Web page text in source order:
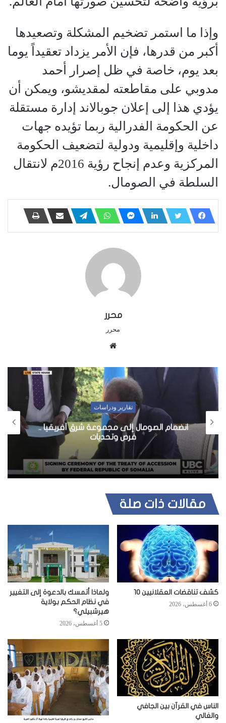
وإذا ما استمر تضخيم المشكلة وتصعيدها
أكبر من قدرها، فإن الأمر يزداد تعقيداً يوما
بعد يوم، خاصة في ظل إصرار أحمد
مدوبي على مقاطعته لمقديشو، ويمكن أن
يؤدي هذا إلى إعلان جوبالاند إدارة مستقلة
عن الحكومة الفدرالية ربما تؤيده جهات
داخلية وإقليمية ودولية لتضعيف الحكومة
المركزية وعدم إنجاح رؤية 2016م لانتقال
السلطة في الصومال.
محرر
محرر
ع
ا
ل
و
ي
ب
شرق أفريقيا ..
أخبار
الحكومة ترحب بالضربات
الشباب
مقالات ذات صلة
كشف تناقضات العقلانيين 10
6 أغسطس، 2026
ولماذا أتمسك بالدعوة إلى التغيير
في نظام الحكم بولاية
هيرشبيلي؟
5 أغسطس، 2026
الناس في القرآن بين الجافي
والغالي